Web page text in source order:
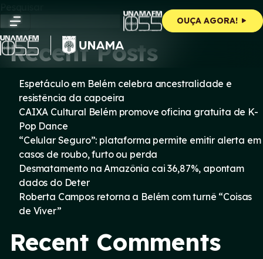
content
OUÇA AGORA!
Pesquisar
Pesquisar
Recent Posts
Espetáculo em Belém celebra ancestralidade e
resistência da capoeira
CAIXA Cultural Belém promove oficina gratuita de K-
Pop Dance
“Celular Seguro”: plataforma permite emitir alerta em
casos de roubo, furto ou perda
Desmatamento na Amazônia cai 36,87%, apontam
dados do Deter
Roberta Campos retorna a Belém com turnê “Coisas
de Viver”
Recent Comments